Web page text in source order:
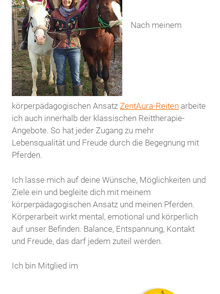
Nach meinem
körperpädagogischen Ansatz ZentAura-Reiten arbeite
ich auch innerhalb der klassischen Reittherapie-
Angebote. So hat jeder Zugang zu mehr
Lebensqualität und Freude durch die Begegnung mit
Pferden.
Ich lasse mich auf deine Wünsche, Möglichkeiten und
Ziele ein und begleite dich mit meinem
körperpädagogischen Ansatz und meinen Pferden.
Körperarbeit wirkt mental, emotional und körperlich
auf unser Befinden. Balance, Entspannung, Kontakt
und Freude, das darf jedem zuteil werden.
Ich bin Mitglied im